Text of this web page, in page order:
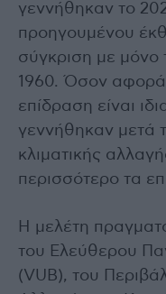
γεννήθηκαν το
προηγουμένου
σύγκριση με μόνο
1960. Όσον
επίδραση είναι
γεννήθηκαν μετά
κλιματικής
περισσότερο τα
Η μελέτη
του Ελεύθερου
(VUB), του